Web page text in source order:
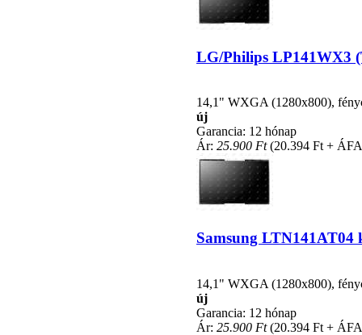
LG/Philips LP141WX3
14,1" WXGA (1280x800),
új
Garancia: 12 hónap
Ár: 25.900 Ft(20.394 Ft +
Samsung
14,1" WXGA (1280x800),
új
Garancia: 12 hónap
Ár: 25.900 Ft(20.394 Ft +